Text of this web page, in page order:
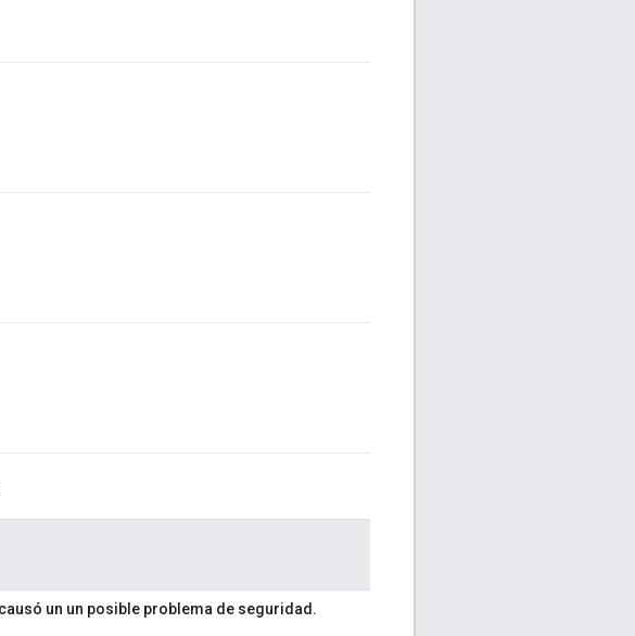
un un posible problema de seguridad.